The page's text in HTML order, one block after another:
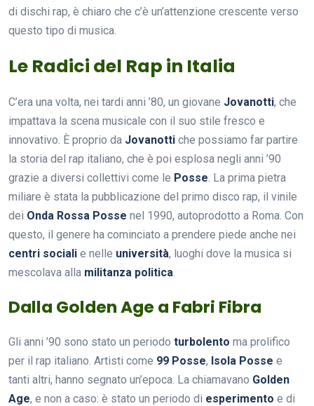
di dischi rap, è chiaro che c’è un’attenzione crescente verso
questo tipo di musica.
Le Radici del Rap in Italia
C’era una volta, nei tardi anni ’80, un giovane Jovanotti, che
impattava la scena musicale con il suo stile fresco e
innovativo. È proprio da Jovanotti che possiamo far partire
la storia del rap italiano, che è poi esplosa negli anni ’90
grazie a diversi collettivi come le Posse. La prima pietra
miliare è stata la pubblicazione del primo disco rap, il vinile
dei Onda Rossa Posse nel 1990, autoprodotto a Roma. Con
questo, il genere ha cominciato a prendere piede anche nei
centri sociali e nelle università, luoghi dove la musica si
mescolava alla militanza politica.
Dalla Golden Age a Fabri Fibra
Gli anni ’90 sono stato un periodo turbolento ma prolifico
per il rap italiano. Artisti come 99 Posse, Isola Posse e
tanti altri, hanno segnato un’epoca. La chiamavano Golden
Age, e non a caso: è stato un periodo di esperimento e di